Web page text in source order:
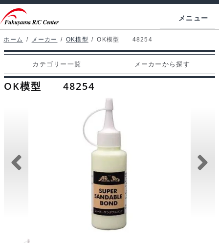
ビ
ゲ
ー
ョ
ン
ン
テ
ン
へ
ス
メニュー
ホームページ
マイアカウント
カート
メーカーから探す
ホーム / メーカー / OK模型 / OK模型 48254
カテゴリー一覧 メーカーから探す
OK模型 48254